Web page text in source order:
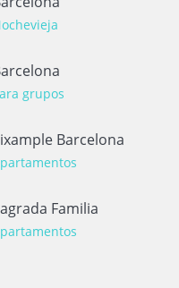
grupos
Barcelona
Familia